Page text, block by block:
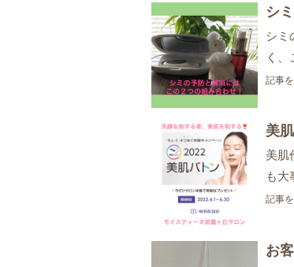
シ
シミ
く
記事
美
美肌
も大
記事
お